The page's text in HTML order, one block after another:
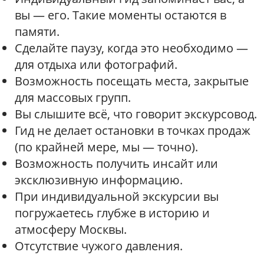
вы — его. Такие моменты остаются в
памяти.
Сделайте паузу, когда это необходимо —
для отдыха или фотографий.
Возможность посещать места, закрытые
для массовых групп.
Вы слышите всё, что говорит экскурсовод.
Гид не делает остановки в точках продаж
(по крайней мере, мы — точно).
Возможность получить инсайт или
эксклюзивную информацию.
При индивидуальной экскурсии вы
погружаетесь глубже в историю и
атмосферу Москвы.
Отсутствие чужого давления.